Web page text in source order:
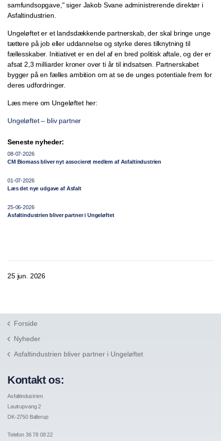
samfundsopgave," siger Jakob Svane administrerende direktør i
Asfaltindustrien.
Ungeløftet er et landsdækkende partnerskab, der skal bringe unge
tættere på job eller uddannelse og styrke deres tilknytning til
fællesskaber. Initiativet er en del af en bred politisk aftale, og der er
afsat 2,3 milliarder kroner over ti år til indsatsen. Partnerskabet
bygger på en fælles ambition om at se de unges potentiale frem for
deres udfordringer.
Læs mere om Ungeløftet her:
Ungeløftet – bliv partner
Seneste nyheder:
08-07-2026
CM Biomass bliver nyt associeret medlem af Asfaltindustrien
01-07-2026
Læs det nye udgave af Asfalt
25-06-2026
Asfaltindustrien bliver partner i Ungeløftet
25 jun. 2026
Forside
Nyheder
Asfaltindustrien bliver partner i Ungeløftet
Kontakt os:
Asfaltindustrien
Lautrupvang 2
DK-2750 Ballerup
Telefon 36 78 08 22